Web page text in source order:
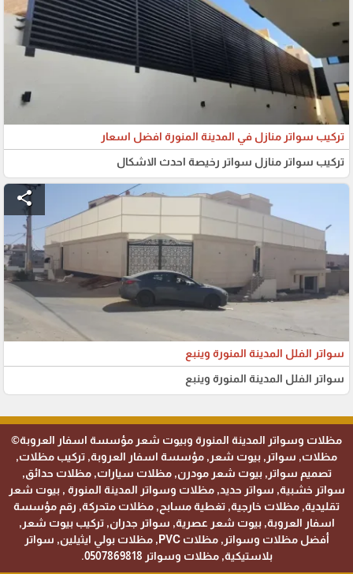
تركيب سواتر منازل في المدينة المنورة افضل اسعار
تركيب سواتر منازل سواتر رخيصة احدث الاشكال
share
سواتر الفلل المدينة المنورة وينبع
سواتر الفلل المدينة المنورة وينبع
مظلات وسواتر المدينة المنورة وبيوت شعر مؤسسة اسفار العروبة©
مظلات, سواتر, بيوت شعر, مؤسسة اسفار العروبة, تركيب مظلات,
تصميم سواتر, بيوت شعر مودرن, مظلات سيارات, مظلات حدائق,
سواتر خشبية, سواتر حديد, مظلات وسواتر المدينة المنورة , بيوت شعر
تقليدية, مظلات خارجية, تغطية مسابح, مظلات متحركة, رقم مؤسسة
اسفار العروبة, بيوت شعر عصرية, سواتر جدران, تركيب بيوت شعر,
أفضل مظلات وسواتر, مظلات PVC, مظلات بولي ايثيلين, سواتر
بلاستيكية, مظلات وسواتر 0507869818.